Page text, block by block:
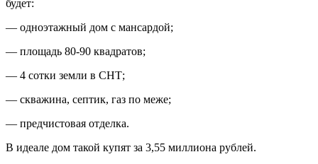
будет:
— одноэтажный дом с мансардой;
— площадь 80-90 квадратов;
— 4 сотки земли в СНТ;
— скважина, септик, газ по меже;
— предчистовая отделка.
В идеале дом такой купят за 3,55 миллиона рублей.